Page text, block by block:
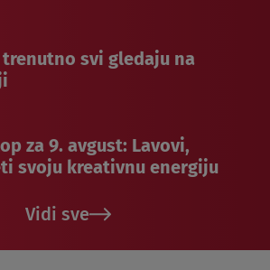
svi gledaju na
za 9. avgust: Lavovi,
svoju kreativnu energiju
Vidi sve